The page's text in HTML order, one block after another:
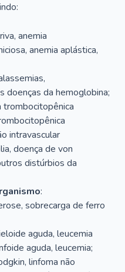
anemia
anemia aplástica,
doenças da hemoglobina;
trombocitopênica
intravascular
doença de von
distúrbios da
:
sobrecarga de ferro
aguda, leucemia
aguda, leucemia;
linfoma não